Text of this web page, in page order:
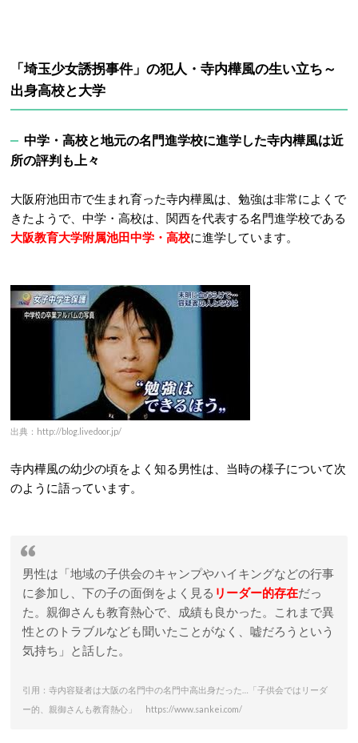
「埼玉少女誘拐事件」の犯人・ 寺内樺風の生い立ち～
出身高校と大学
中学・高校と地元の名門進学校に進学した寺内樺風は近
所の評判も上々
大阪府池田市で生まれ育った寺内樺風は、勉強は非常によくで
きたようで、中学・高校は、関西を代表する名門進学校である
大阪教育大学附属池田中学・高校に進学しています。
出典：http://blog.livedoor.jp/
寺内樺風の幼少の頃をよく知る男性は、当時の様子について次
のように語っています。
男性は「地域の子供会のキャンプやハイキングなどの行事
に参加し、下の子の面倒をよく見る リーダー的存在だっ
た。親御さんも教育熱心で、成績も良かった。これまで異
性とのトラブルなども聞いたことがなく、嘘だろうという
気持ち」と話した。
引用：寺内容疑者は大阪の名門中の名門中高出身だった…「子供会ではリーダ
ー的、親御さんも教育熱心」 https://www.sankei.com/